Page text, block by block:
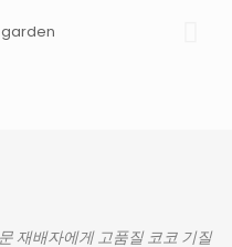
재배자에게 고품질 코코 기질